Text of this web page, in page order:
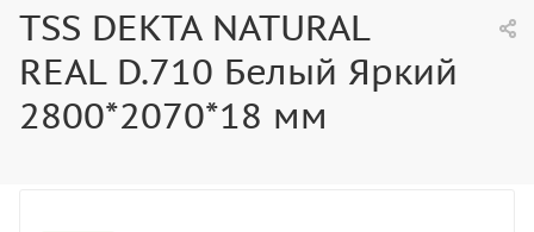
TSS DEKTA NATURAL
REAL D.710 Белый Яркий
2800*2070*18 мм